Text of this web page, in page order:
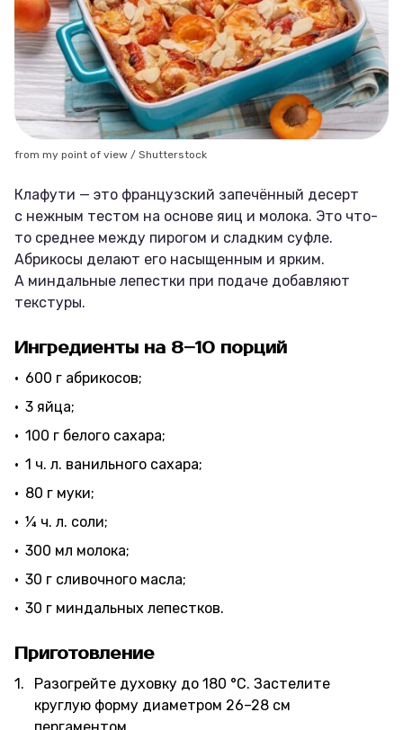
from my point of view / Shutterstock
Клафути — это французский запечённый десерт
с нежным тестом на основе яиц и молока. Это что-
то среднее между пирогом и сладким суфле.
Абрикосы делают его насыщенным и ярким.
А миндальные лепестки при подаче добавляют
текстуры.
Ингредиенты на 8–10 порций
600 г абрикосов;
3 яйца;
100 г белого сахара;
1 ч. л. ванильного сахара;
80 г муки;
¼ ч. л. соли;
300 мл молока;
30 г сливочного масла;
30 г миндальных лепестков.
Приготовление
Разогрейте духовку до 180 °C. Застелите
круглую форму диаметром 26–28 см